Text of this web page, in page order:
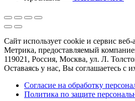
Сайт использует cookie и сервис
Метрика, предоставляемый
119021, Россия, Москва, ул. Л.
Оставаясь у нас, Вы соглашаетесь с
Согласие на обработку
Политика по защите